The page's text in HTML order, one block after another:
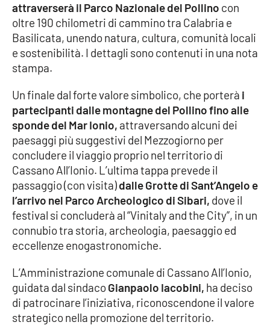
Cronaca
Economia e Lavoro
Politica
Sanità
Società
Sport
Good Morning Vietnam
Parchi Marini Calabria
attraverserà il Parco Nazionale del Pollino con
oltre 190 chilometri di cammino tra Calabria e
Basilicata, unendo natura, cultura, comunità locali
e sostenibilità. I dettagli sono contenuti in una nota
stampa.
Un finale dal forte valore simbolico, che porterà i
partecipanti dalle montagne del Pollino fino alle
sponde del Mar Ionio, attraversando alcuni dei
paesaggi più suggestivi del Mezzogiorno per
concludere il viaggio proprio nel territorio di
Cassano All’Ionio. L’ultima tappa prevede il
passaggio (con visita)dalle Grotte di Sant’Angelo e
l’arrivo nel Parco Archeologico di Sibari, dove il
festival si concluderà al “Vinitaly and the City”, in un
connubio tra storia, archeologia, paesaggio ed
eccellenze enogastronomiche.
L’Amministrazione comunale di Cassano All’Ionio,
guidata dal sindacoGianpaolo Iacobini, ha deciso
di patrocinare l’iniziativa, riconoscendone il valore
strategico nella promozione del territorio.